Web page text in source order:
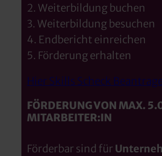
2. Weiterbildung buchen
3. Weiterbildung besuchen
4. Endbericht einreichen
5. Förderung erhalten
Hier Skills Scheck
FÖRDERUNG VON MAX.
MITARBEITER:IN
Förderbar sind für